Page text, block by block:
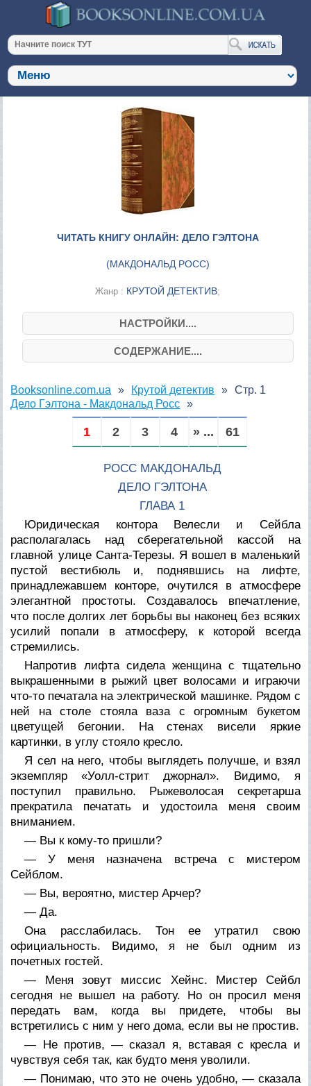
ЧИТАТЬ КНИГУ ОНЛАЙН: ДЕЛО ГЭЛТОНА
(МАКДОНАЛЬД РОСС)
Жанр : КРУТОЙ ДЕТЕКТИВ;
НАСТРОЙКИ....
СОДЕРЖАНИЕ....
Booksonline.com.ua
Крутой детектив
Дело Гэлтона - Макдональд Росс
Стр. 1
1 2 3 4 » ... 61
РОСС МАКДОНАЛЬД
ДЕЛО ГЭЛТОНА
ГЛАВА 1
Юридическая контора Велесли и Сейбла
располагалась над сберегательной кассой на
главной улице Санта-Терезы. Я вошел в маленький
пустой вестибюль и, поднявшись на лифте,
принадлежавшем конторе, очутился в атмосфере
элегантной простоты. Создавалось впечатление,
что после долгих лет борьбы вы наконец без всяких
усилий попали в атмосферу, к которой всегда
стремились.
Напротив лифта сидела женщина с тщательно
выкрашенными в рыжий цвет волосами и играючи
что-то печатала на электрической машинке. Рядом с
ней на столе стояла ваза с огромным букетом
цветущей бегонии. На стенах висели яркие
картинки, в углу стояло кресло.
Я сел на него, чтобы выглядеть получше, и взял
экземпляр «Уолл-стрит джорнал». Видимо, я
поступил правильно. Рыжеволосая секретарша
прекратила печатать и удостоила меня своим
вниманием.
— Вы к кому-то пришли?
— У меня назначена встреча с мистером
Сейблом.
— Вы, вероятно, мистер Арчер?
— Да.
Она расслабилась. Тон ее утратил свою
официальность. Видимо, я не был одним из
почетных гостей.
— Меня зовут миссис Хейнс. Мистер Сейбл
сегодня не вышел на работу. Но он просил меня
передать вам, когда вы придете, чтобы вы
встретились с ним у него дома, если вы не простив.
— Не против, — сказал я, вставая с кресла и
чувствуя себя так, как будто меня уволили.
— Понимаю, что это не очень удобно, — сказала